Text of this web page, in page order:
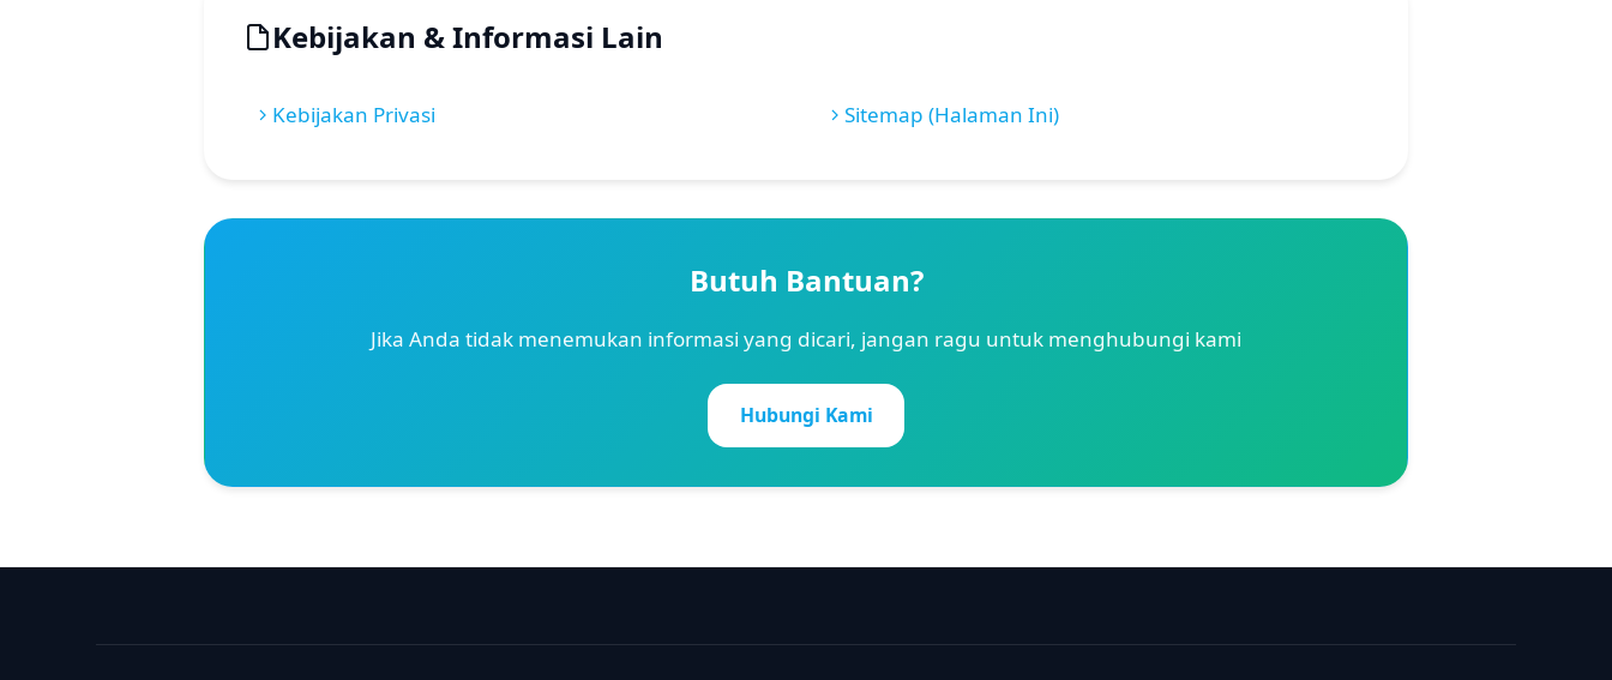
Kebijakan & Informasi Lain
Kebijakan Privasi Sitemap (Halaman Ini)
Butuh Bantuan?
Jika Anda tidak menemukan informasi yang dicari, jangan ragu untuk menghubungi kami
Hubungi Kami